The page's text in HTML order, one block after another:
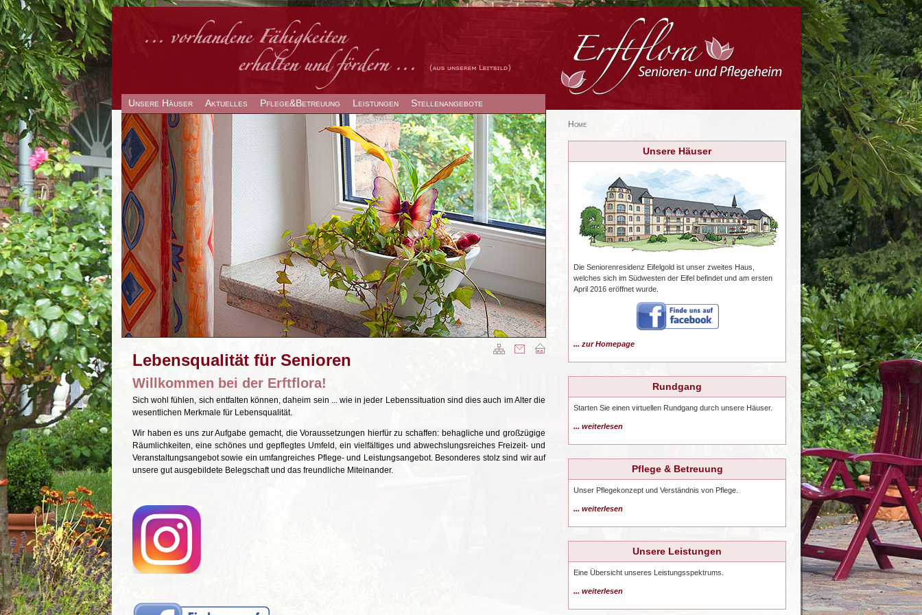
Home
Unsere Häuser
Die Seniorenresidenz Eifelgold ist unser zweites Haus,
welches sich im Südwesten der Eifel befindet und am ersten
April 2016 eröffnet wurde.
... zur Homepage
Rundgang
Starten Sie einen virtuellen Rundgang durch unsere Häuser.
... weiterlesen
Pflege & Betreuung
Unser Pflegekonzept und Verständnis von Pflege.
... weiterlesen
Unsere Leistungen
Eine Übersicht unseres Leistungsspektrums.
... weiterlesen
Unsere Häuser Aktuelles Pflege&Betreuung Leistungen Stellenangebote
Lebensqualität für Senioren
Willkommen bei der Erftflora!
Sich wohl fühlen, sich entfalten können, daheim sein ... wie in jeder Lebenssituation sind dies auch im Alter die
wesentlichen Merkmale für Lebensqualität.
Wir haben es uns zur Aufgabe gemacht, die Voraussetzungen hierfür zu schaffen: behagliche und großzügige
Räumlichkeiten, eine schönes und gepflegtes Umfeld, ein vielfältiges und abwechslungsreiches Freizeit- und
Veranstaltungsangebot sowie ein umfangreiches Pflege- und Leistungsangebot. Besonderes stolz sind wir auf
unsere gut ausgebildete Belegschaft und das freundliche Miteinander.